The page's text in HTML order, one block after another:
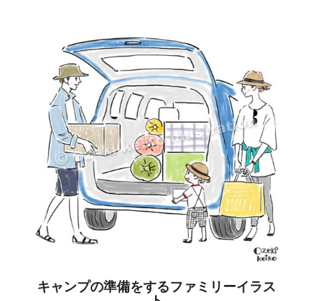
キャンプの準備をするファミリーイラス